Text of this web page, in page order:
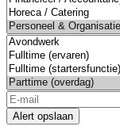
Alert opslaan